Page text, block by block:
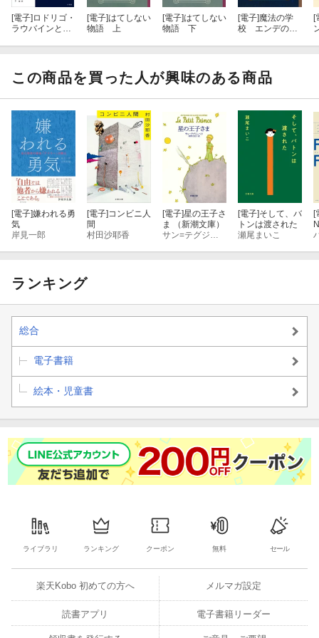
現代の技術で、端折らずに再映画化して欲しいものです。
[電子] ロドリゴ・
ラウバインと従
[電子]はてしない
物語 上
[電子]はてしない
物語 下
[電子]魔法の学
校 エンデのメ
[
この商品を買った人が興味のある商品
[電子]嫌われる勇
気
岸見一郎
[電子]コンビニ人
間
村田沙耶香
[電子]星の王子さ
ま （新潮文庫）
サン=テグジュペリ
[電子]そして、バ
トンは渡された
瀬尾まいこ
[
ランキング
総合
電子書籍
絵本・児童書
ライブラリ ランキング クーポン 無料 セール
楽天Kobo 初めての方へ メルマガ設定
読書アプリ 電子書籍リーダー